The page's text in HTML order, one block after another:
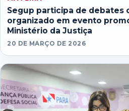
Segup participa de debates
organizado em evento
Ministério da Justiça
20 DE MARÇO DE 2026